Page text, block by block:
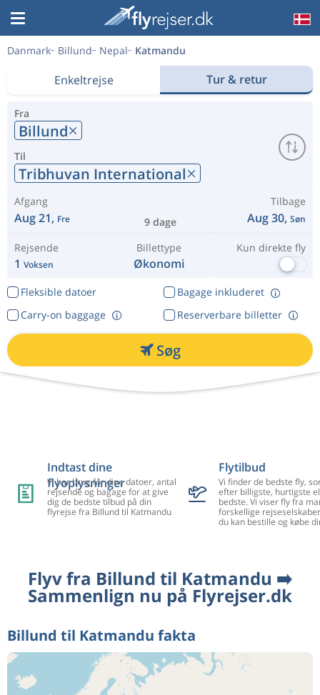
Danmark Billund Nepal Katmandu
Enkeltrejse Tur & retur
Fra
Billund
Til
Tribhuvan International
Afgang
Aug 21, Fre 9 dage
Tilbage
Aug 30, Søn
Rejsende
1 Voksen
Billettype
Økonomi
Kun direkte fly
Fleksible datoer
Bagage inkluderet
Reserverbare billetter
Carry-on baggage
Søg
Indtast dine
flyoplysninger
Vi har brug for dine datoer, antal
rejsende og bagage for at give
dig de bedste tilbud på din
flyrejse fra Billund til Katmandu
Flytilbud
Vi finder de bedste fly,
efter billigste, hurtigste
bedste. Vi viser fly fra
forskellige
du kan bestille og købe
Flyv fra Billund til Katmandu ➡️
Sammenlign nu på Flyrejser.dk
Billund til Katmandu fakta